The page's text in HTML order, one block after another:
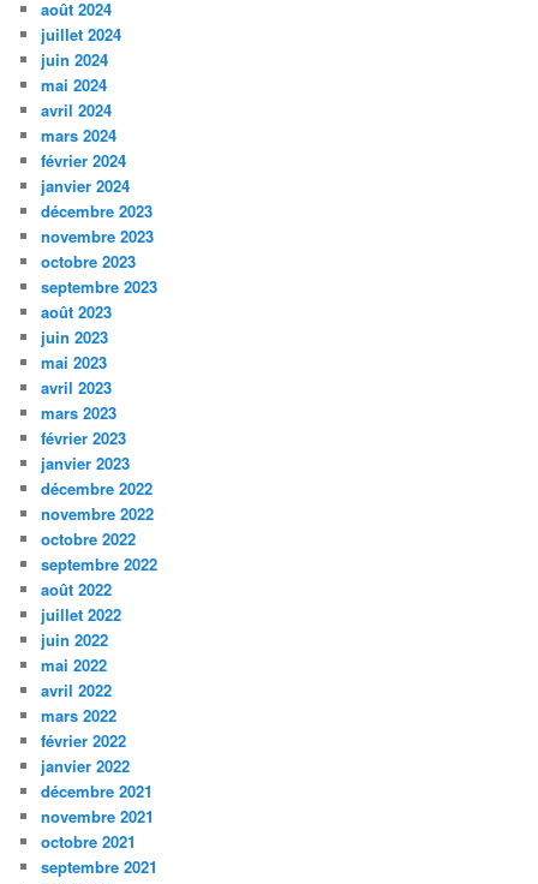
août 2024
juillet 2024
juin 2024
mai 2024
avril 2024
mars 2024
février 2024
janvier 2024
décembre 2023
novembre 2023
octobre 2023
septembre 2023
août 2023
juin 2023
mai 2023
avril 2023
mars 2023
février 2023
janvier 2023
décembre 2022
novembre 2022
octobre 2022
septembre 2022
août 2022
juillet 2022
juin 2022
mai 2022
avril 2022
mars 2022
février 2022
janvier 2022
décembre 2021
novembre 2021
octobre 2021
septembre 2021